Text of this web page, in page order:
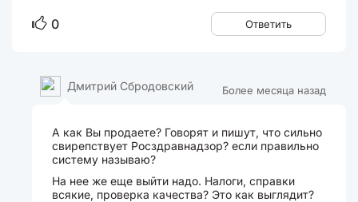
0 Ответить
Более месяца назад
Дмитрий Сбродовский
А как Вы продаете? Говорят и пишут, что сильно
свирепствует Росздравнадзор? если правильно
систему называю?
На нее же еще выйти надо. Налоги, справки
всякие, проверка качества? Это как выглядит?